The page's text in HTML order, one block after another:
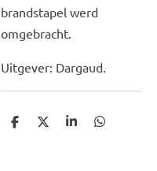
brandstapel werd
omgebracht.
Uitgever: Dargaud.
D
D
S
D